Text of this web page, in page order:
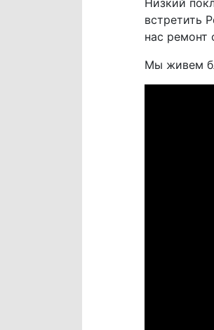
Низкий
встретить
нас ремонт
Мы живем